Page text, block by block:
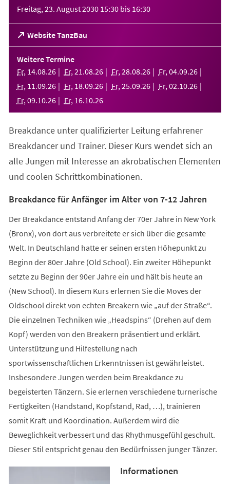
Freitag, 23. August 2030 15:30 bis 16:30
Website TanzBau
(Öffnet
in
einem
neuen
Tab)
Weitere Termine
Fr, 14.08.26 Fr, 21 .08.26 Fr, 28.08.26 Fr, 04.09.26
Fr, 11 .09.26 Fr, 18.09.26 Fr, 25.09.26 Fr, 02.10.26
Fr, 09.10.26 Fr, 16.10.26
Breakdance unter qualifizierter Leitung erfahrener
Breakdancer und Trainer. Dieser Kurs wendet sich an
alle Jungen mit Interesse an akrobatischen Elementen
und coolen Schrittkombinationen.
Breakdance für Anfänger im Alter von 7-12 Jahren
Der Breakdance entstand Anfang der 70er Jahre in New York
(Bronx), von dort aus verbreitete er sich über die gesamte
Welt. In Deutschland hatte er seinen ersten Höhepunkt zu
Beginn der 80er Jahre (Old School). Ein zweiter Höhepunkt
setzte zu Beginn der 90er Jahre ein und hält bis heute an
(New School). In diesem Kurs erlernen Sie die Moves der
Oldschool direkt von echten Breakern wie „auf der Straße“.
Die einzelnen Techniken wie „Headspins“ (Drehen auf dem
Kopf) werden von den Breakern präsentiert und erklärt.
Unterstützung und Hilfestellung nach
sportwissenschaftlichen Erkenntnissen ist gewährleistet.
Insbesondere Jungen werden beim Breakdance zu
begeisterten Tänzern. Sie erlernen verschiedene turnerische
Fertigkeiten (Handstand, Kopfstand, Rad, …), trainieren
somit Kraft und Koordination. Außerdem wird die
Beweglichkeit verbessert und das Rhythmusgefühl geschult.
Dieser Stil entspricht genau den Bedürfnissen junger Tänzer.
Informationen